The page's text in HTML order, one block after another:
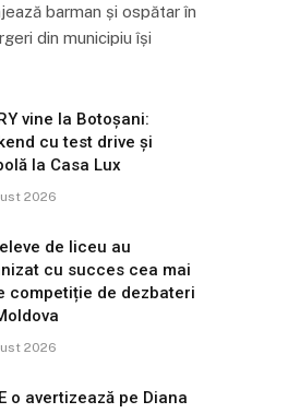
barman și ospătar în
din municipiu își
vine la Botoșani:
cu test drive și
la Casa Lux
2026
de liceu au
cu succes cea mai
competiție de dezbateri
2026
o avertizează pe Diana